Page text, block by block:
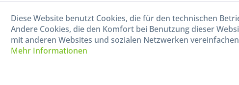
040-880 99 770
Mo-Fr, 09:00 - 15:00 Uhr
Diese Website benutzt Cookies, die für den technischen
Andere Cookies, die den Komfort bei Benutzung dieser
mit anderen Websites und sozialen Netzwerken
Mehr Informationen